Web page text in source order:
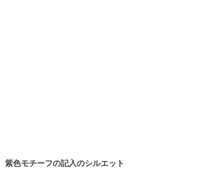
紫色モチーフの記入のシルエット